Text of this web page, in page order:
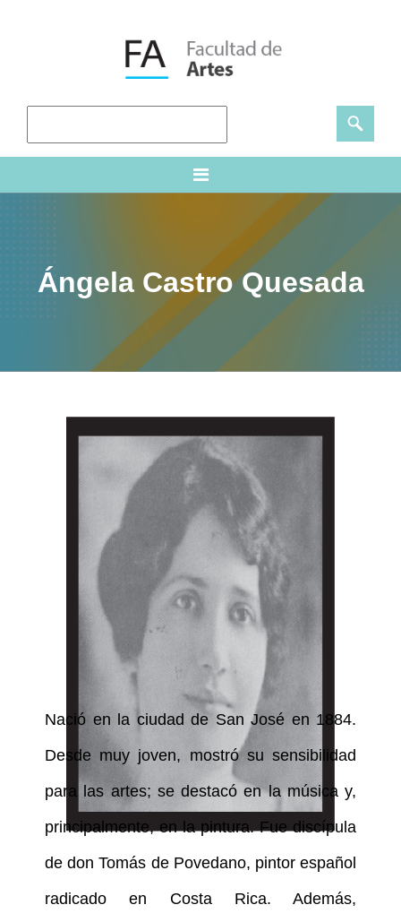
Ángela Castro Quesada
Nació en la ciudad de San José en 1884.
Desde muy joven, mostró su sensibilidad
para las artes; se destacó en la música y,
principalmente, en la pintura. Fue discípula
de don Tomás de Povedano, pintor español
radicado en Costa Rica. Además,